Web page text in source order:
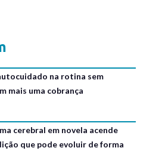
na rotina sem
mais uma cobrança
cerebral em novela acende
que pode evoluir de forma